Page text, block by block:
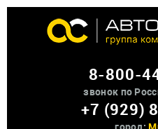
Аренда доп
О
8-800-
звонок по
+7 (929)